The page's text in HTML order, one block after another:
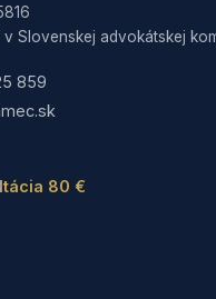
Slovenskej advokátskej
859
80 €